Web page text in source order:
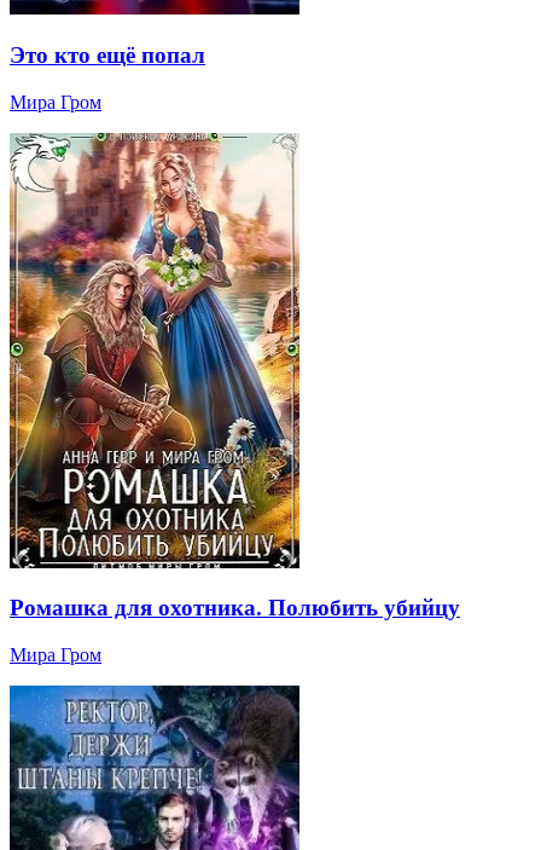
Это кто ещё попал
Мира Гром
Ромашка для охотника. Полюбить убийцу
Мира Гром